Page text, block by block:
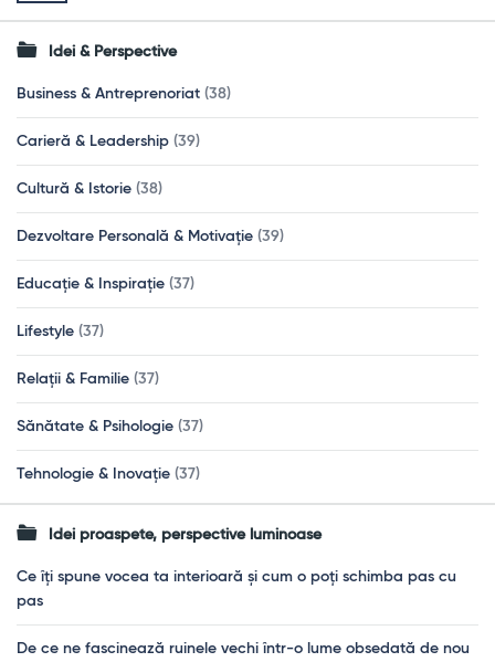
Idei & Perspective
Business & Antreprenoriat (38)
Carieră & Leadership (39)
Cultură & Istorie (38)
Dezvoltare Personală & Motivație (39)
Educație & Inspirație (37)
Lifestyle (37)
Relații & Familie (37)
Sănătate & Psihologie (37)
Tehnologie & Inovație (37)
Idei proaspete, perspective luminoase
Ce îți spune vocea ta interioară și cum o poți schimba pas cu
pas
De ce ne fascinează ruinele vechi într-o lume obsedată de nou